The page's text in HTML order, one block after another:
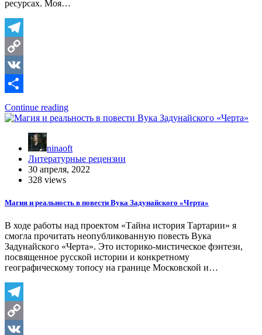
ресурсах. Моя…
Telegram
Copy
Link
VK
Отправить
Continue reading
ninaoft
Литературные рецензии
30 апреля, 2022
328 views
Магия и реальность в повести Вука Задунайского «Черта»
В ходе работы над проектом «Тайна история Тартарии» я
смогла прочитать неопубликованную повесть Вука
Задунайского «Черта». Это историко-мистическое фэнтези,
посвященное русской истории и конкретному
географическому топосу на границе Московской и…
Telegram
Copy